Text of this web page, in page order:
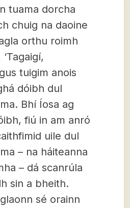
tuama dorcha
chuig na daoine
orthu roimh
tuigim anois
dóibh dul
Bhí Íosa ag
fiú in am anró
uile dul
– na háiteanna
– dá scanrúla
sin a bheith.
sé orainn